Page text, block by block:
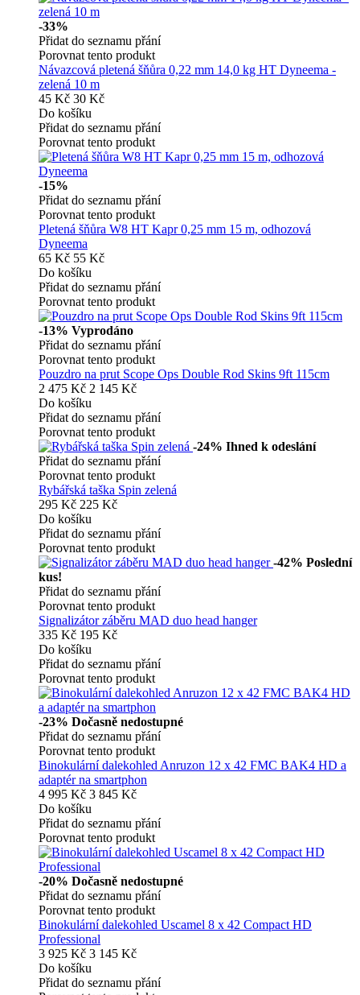
-33%
Přidat do seznamu přání
Porovnat tento produkt
Návazcová pletená šňůra 0,22 mm 14,0 kg HT Dyneema -
zelená 10 m
45 Kč 30 Kč
Do košíku
Přidat do seznamu přání
Porovnat tento produkt
-15%
Přidat do seznamu přání
Porovnat tento produkt
Pletená šňůra W8 HT Kapr 0,25 mm 15 m, odhozová
Dyneema
65 Kč 55 Kč
Do košíku
Přidat do seznamu přání
Porovnat tento produkt
-13% Vyprodáno
Přidat do seznamu přání
Porovnat tento produkt
Pouzdro na prut Scope Ops Double Rod Skins 9ft 115cm
2 475 Kč 2 145 Kč
Do košíku
Přidat do seznamu přání
Porovnat tento produkt
-24% Ihned k odeslání
Přidat do seznamu přání
Porovnat tento produkt
Rybářská taška Spin zelená
295 Kč 225 Kč
Do košíku
Přidat do seznamu přání
Porovnat tento produkt
-42% Poslední
kus!
Přidat do seznamu přání
Porovnat tento produkt
Signalizátor záběru MAD duo head hanger
335 Kč 195 Kč
Do košíku
Přidat do seznamu přání
Porovnat tento produkt
-23% Dočasně nedostupné
Přidat do seznamu přání
Porovnat tento produkt
Binokulární dalekohled Anruzon 12 x 42 FMC BAK4 HD a
adaptér na smartphon
4 995 Kč 3 845 Kč
Do košíku
Přidat do seznamu přání
Porovnat tento produkt
-20% Dočasně nedostupné
Přidat do seznamu přání
Porovnat tento produkt
Binokulární dalekohled Uscamel 8 x 42 Compact HD
Professional
3 925 Kč 3 145 Kč
Do košíku
Přidat do seznamu přání